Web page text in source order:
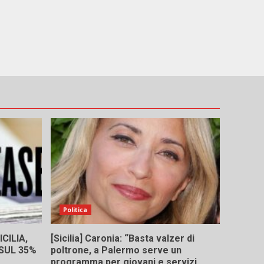
35%
Politica
[Sicilia] Caronia: “Basta valzer di
poltrone, a Palermo serve un